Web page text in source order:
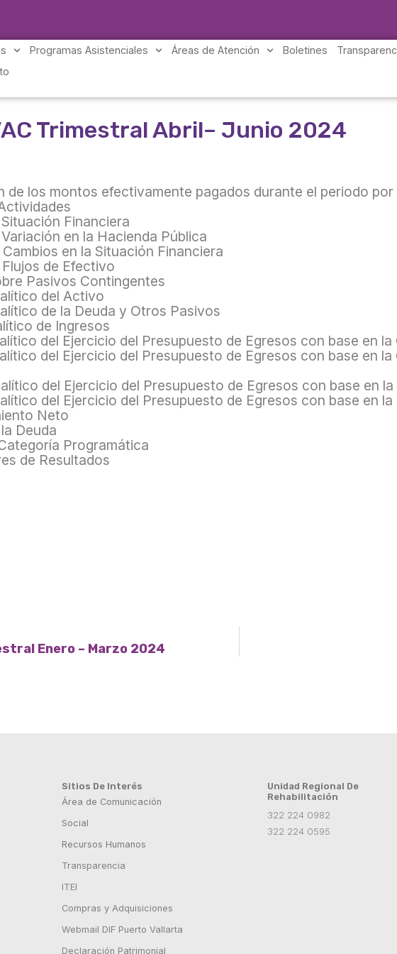
Programas Asistenciales Áreas de Atención Boletines
Trimestral Abril– Junio 2024
de los montos efectivamente pagados durante el periodo
Financiera
en la Hacienda Pública
en la Situación Financiera
de Efectivo
Pasivos Contingentes
del Activo
de la Deuda y Otros Pasivos
de Ingresos
del Ejercicio del Presupuesto de Egresos con base en
del Ejercicio del Presupuesto de Egresos con base en
del Ejercicio del Presupuesto de Egresos con base en
del Ejercicio del Presupuesto de Egresos con base en
Neto
Deuda
Programática
de Resultados
Enero – Marzo 2024
Sitios De Interés
Área de Comunicación
Social
Recursos Humanos
Transparencia
ITEI
Compras y Adquisiciones
Webmail DIF Puerto Vallarta
Declaración Patrimonial
Unidad Regional De
Rehabilitación
322 224 0982
322 224 0595